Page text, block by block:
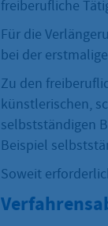
freiberufliche
Für die
bei der
Zu den
künstlerischen,
selbstständigen
Beispiel
Soweit